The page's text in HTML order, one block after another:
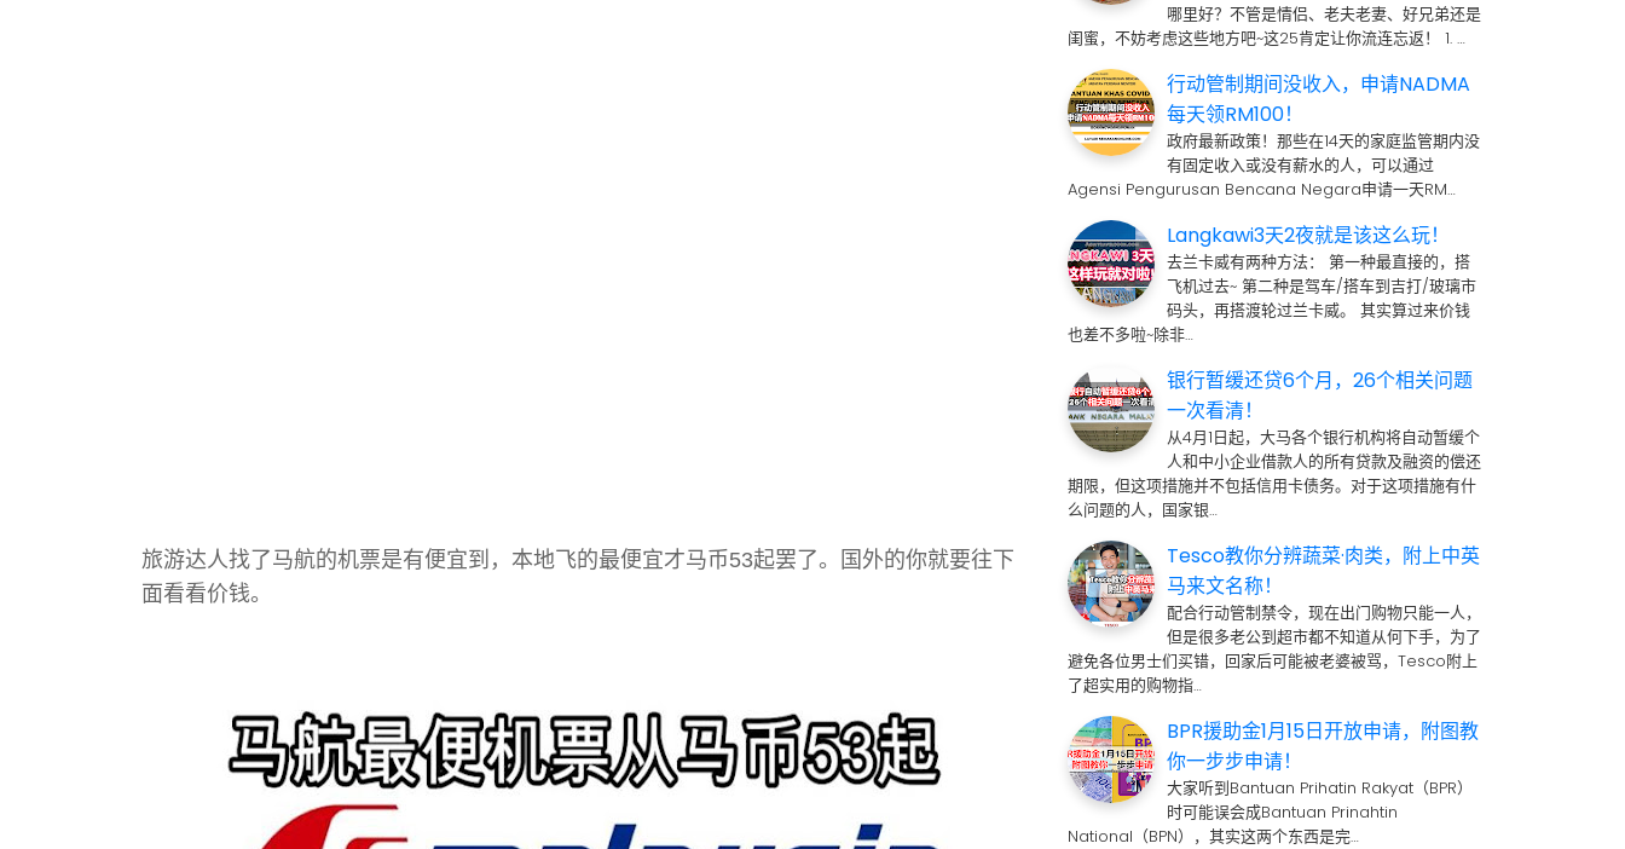
旅游达人找了马航的机票是有便宜到，本地飞的最便宜才马币53起罢了。国外的你就要往下
面看看价钱。
哪里好？不管是情侣、老夫老妻、好兄弟还是
闺蜜，不妨考虑这些地方吧~这25肯定让你流连忘返！ 1. …
行动管制期间没收入，申请NADMA
每天领RM100！
政府最新政策！那些在14天的家庭监管期内没
有固定收入或没有薪水的人，可以通过
Agensi Pengurusan Bencana Negara申请一天RM…
Langkawi3天2夜就是该这么玩！
去兰卡威有两种方法： 第一种最直接的，搭
飞机过去~ 第二种是驾车/搭车到吉打/玻璃市
码头，再搭渡轮过兰卡威。 其实算过来价钱
也差不多啦~除非…
银行暂缓还贷6个月，26个相关问题
一次看清！
从4月1日起，大马各个银行机构将自动暂缓个
人和中小企业借款人的所有贷款及融资的偿还
期限，但这项措施并不包括信用卡债务。对于这项措施有什
么问题的人，国家银…
Tesco教你分辨蔬菜·肉类，附上中英
马来文名称！
配合行动管制禁令，现在出门购物只能一人，
但是很多老公到超市都不知道从何下手，为了
避免各位男士们买错，回家后可能被老婆被骂，Tesco附上
了超实用的购物指…
BPR援助金1月15日开放申请，附图教
你一步步申请！
大家听到Bantuan Prihatin Rakyat（BPR）
时可能误会成Bantuan Prinahtin
National（BPN），其实这两个东西是完…